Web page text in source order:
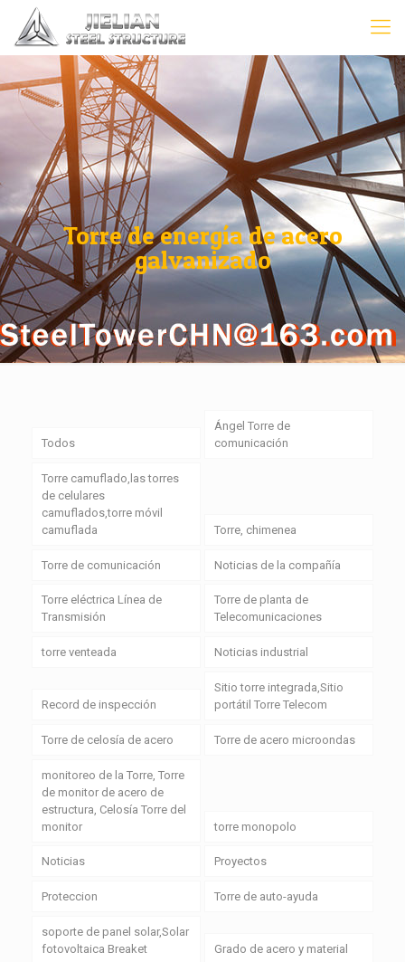
Torre de energía de acero
galvanizado
Todos
Ángel Torre de
comunicación
Torre camuflado,las torres
de celulares
camuflados,torre móvil
camuflada
Torre, chimenea
Torre de comunicación Noticias de la compañía
Torre eléctrica Línea de
Transmisión
Torre de planta de
Telecomunicaciones
torre venteada Noticias industrial
Record de inspección
Sitio torre integrada,Sitio
portátil Torre Telecom
Torre de celosía de acero Torre de acero microondas
monitoreo de la Torre, Torre
de monitor de acero de
estructura, Celosía Torre del
monitor
torre monopolo
Noticias Proyectos
Proteccion Torre de auto-ayuda
soporte de panel solar,Solar
fotovoltaica Breaket
Grado de acero y material